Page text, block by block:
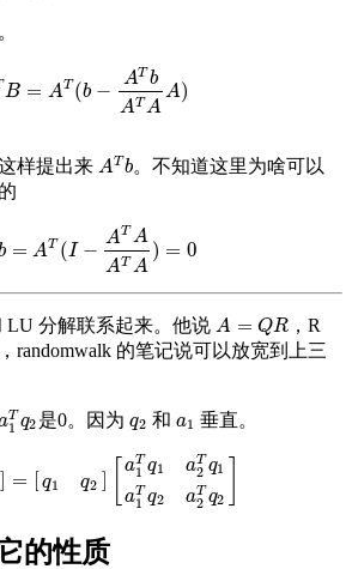
B = AT (b −
AT b
AT A
A)
TB =AT(b−AT bATAA)
样提出来 AT b
AT b。不知道这里为啥可以
= AT (I −
AT A
AT A
) = 0
T b= AT (I− AT AATA ) =0
LU 分解联系起来。他说 A = QR
A=Q R
，R
randomwalk 的笔记说可以放宽到上三
T
1 q2
1 Tq2
是0。因为q2
q2 和a1
a1 垂直。
] = [q1 q2 ]
aT
1 q1
aT
1 q2
aT
2 q1
aT
2 q2
q2 [a1 q1a 1a1 a2T
的性质